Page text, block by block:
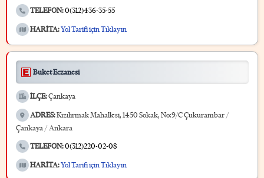
TELEFON:0(312)436-35-55
HARİTA:Yol Tarifi için Tıklayın
Buket Eczanesi
İLÇE:Çankaya
ADRES:Kızılırmak Mahallesi, 1450 Sokak, No:9/C Çukurambar /
Çankaya / Ankara
TELEFON:0(312)220-02-08
HARİTA:Yol Tarifi için Tıklayın